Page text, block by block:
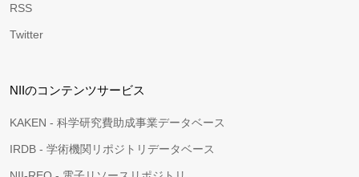
RSS
Twitter
NIIのコンテンツサービス
KAKEN - 科学研究費助成事業データベース
IRDB - 学術機関リポジトリデータベース